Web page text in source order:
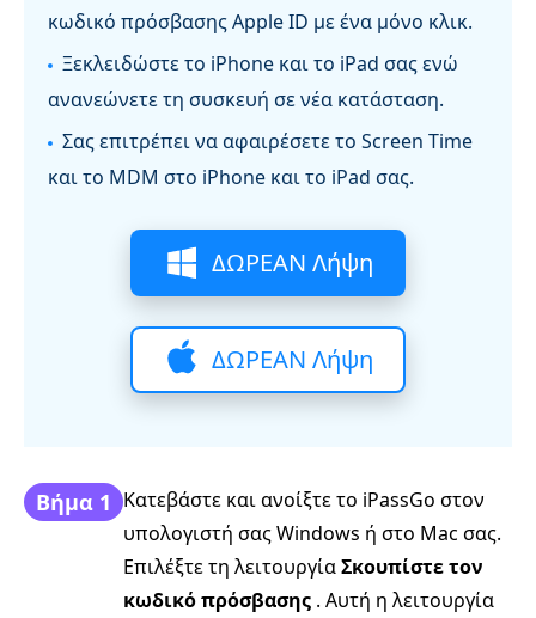
κωδικό πρόσβασης Apple ID με ένα μόνο κλικ.
Ξεκλειδώστε το iPhone και το iPad σας ενώ
ανανεώνετε τη συσκευή σε νέα κατάσταση.
Σας επιτρέπει να αφαιρέσετε το Screen Time
και το MDM στο iPhone και το iPad σας.
ΔΩΡΕΑΝ Λήψη
ΔΩΡΕΑΝ Λήψη
Βήμα 1 Κατεβάστε και ανοίξτε το iPassGo στον
υπολογιστή σας Windows ή στο Mac σας.
Επιλέξτε τη λειτουργίαΣκουπίστε τον
κωδικό πρόσβασης . Αυτή η λειτουργία